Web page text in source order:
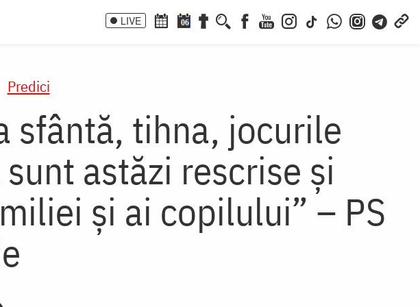
LIVE 06
Predici
sfântă, tihna, jocurile
astăzi rescrise și
și ai copilului” – PS